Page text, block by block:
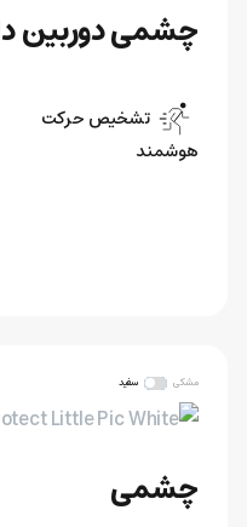
چشمی دوربین
تشخیص حرکت
هوشمند
مشکی سفید
چشمی